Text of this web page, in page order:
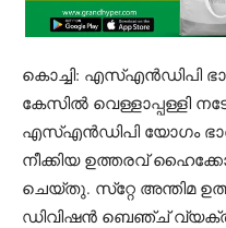
കൊച്ചി: എസ്എൻഡിപി
കേസിൽ വെള്ളാപ്പള്ളി
എസ്എന്‍ഡിപി യോഗം
നീക്കിയ ഉത്തരവ്
ചെയ്തു. സ്‌റ്റേ അന്തിമ
ഡിവിഷൻ ബെഞ്ച്